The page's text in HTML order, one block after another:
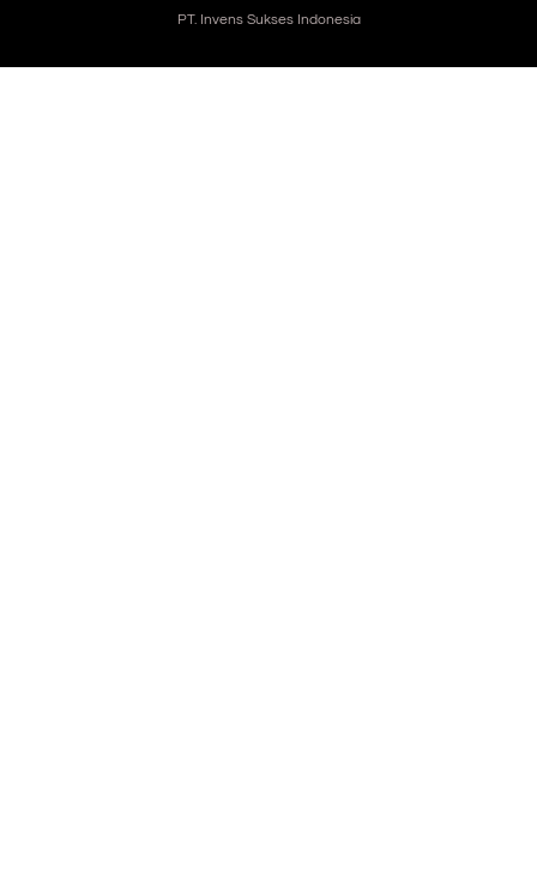
PT. Invens Sukses Indonesia